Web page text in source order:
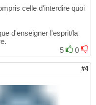
celle d'interdire quoi
d'enseigner l'esprit/la
5
0
#4